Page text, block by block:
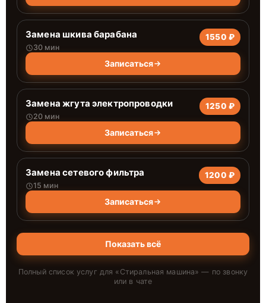
Замена шкива барабана
30 мин
1550 ₽
Записаться
Замена жгута электропроводки
20 мин
1250 ₽
Записаться
Замена сетевого фильтра
15 мин
1200 ₽
Записаться
Показать всё
Полный список услуг для « Стиральная машина» — по звонку
или в чате